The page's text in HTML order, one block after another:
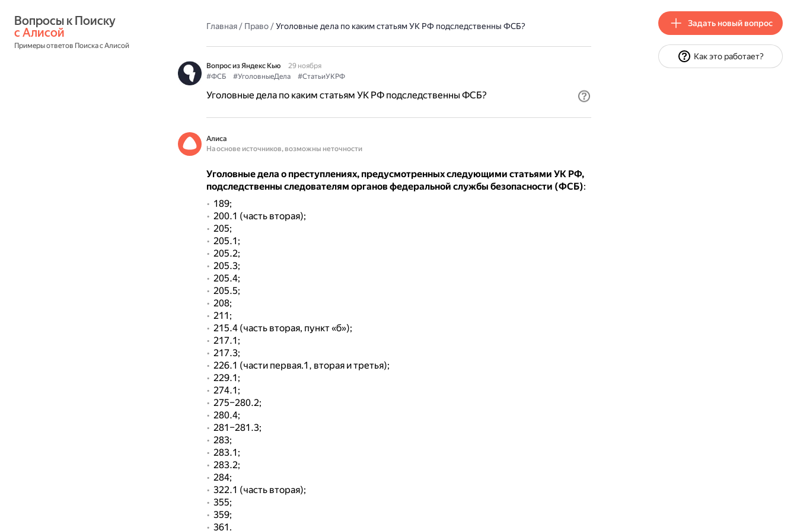
с Алисой
Примеры ответов Поиска с Алисой
Главная/ Право/Уголовные дела по каким статьям УК РФ подследственны ФСБ?
Вопрос из Яндекс Кью
29 ноября
#ФСБ
#УголовныеДела #СтатьиУКРФ
Уголовные дела по каким статьям УК РФ подследственны ФСБ?
Алиса
На основе источников, возможны неточности
Уголовные дела о преступлениях, предусмотренных следующими статьями УК РФ,
подследственны следователям органов федеральной службы безопасности (ФСБ):
189;
200.1 (часть вторая);
205;
205.1;
205.2;
205.3;
205.4;
205.5;
208;
211;
215.4 (часть вторая, пункт «б»);
217.1;
217.3;
226.1 (части первая.1, вторая и третья);
229.1;
274.1;
275–280.2;
280.4;
281–281.3;
283;
283.1;
283.2;
284;
322.1 (часть вторая);
355;
359;
361.
Задать новый вопрос
Как это работает?